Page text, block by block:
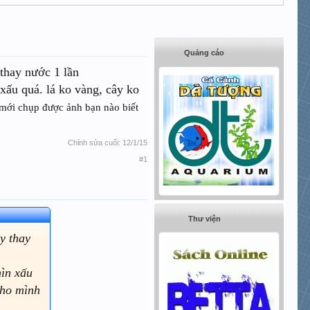
nước 1 lần
quá. lá ko vàng, cây ko
chụp được ảnh bạn nào biết
Chỉnh sửa cuối: 12/1/15
#1
thay
xấu
mình
Quảng cáo
Thư viện